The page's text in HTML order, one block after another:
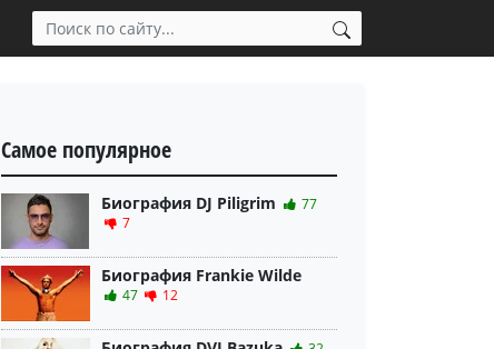
Самое популярное
Биография DJ Piligrim
77
7
Биография Frankie Wilde
47 12